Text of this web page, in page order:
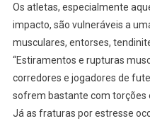
Os atletas, especialmente
impacto, são vulneráveis a
musculares, entorses,
“Estiramentos e rupturas
corredores e jogadores de
sofrem bastante com torções
Já as fraturas por estresse